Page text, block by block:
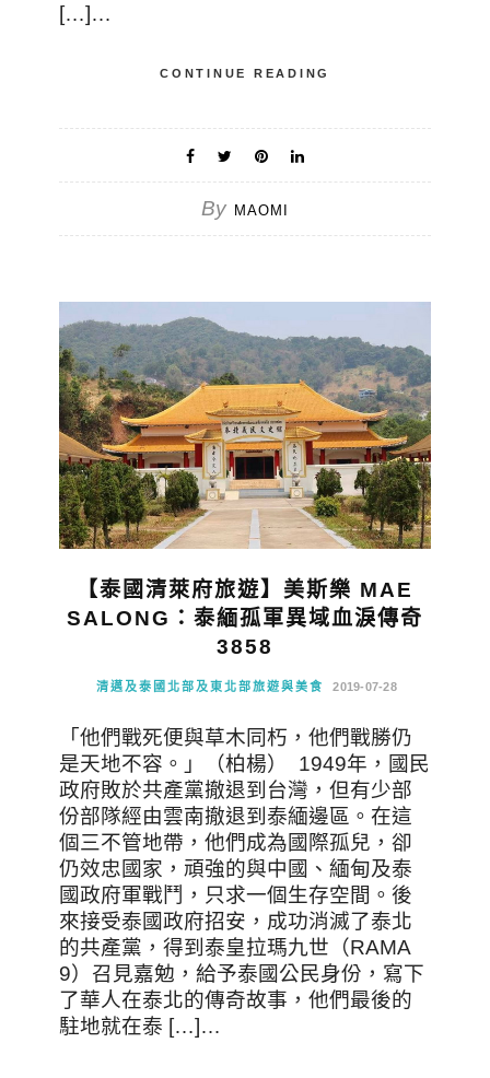
[…]…
CONTINUE READING
By MAOMI
【泰國清萊府旅遊】美斯樂 MAE
SALONG：泰緬孤軍異域血淚傳奇
3858
清邁及泰國北部及東北部旅遊與美食 2019-07-28
「他們戰死便與草木同朽，他們戰勝仍
是天地不容。」（柏楊） 1949年，國民
政府敗於共產黨撤退到台灣，但有少部
份部隊經由雲南撤退到泰緬邊區。在這
個三不管地帶，他們成為國際孤兒，卻
仍效忠國家，頑強的與中國、緬甸及泰
國政府軍戰鬥，只求一個生存空間。後
來接受泰國政府招安，成功消滅了泰北
的共產黨，得到泰皇拉瑪九世（RAMA
9）召見嘉勉，給予泰國公民身份，寫下
了華人在泰北的傳奇故事，他們最後的
駐地就在泰 […]…